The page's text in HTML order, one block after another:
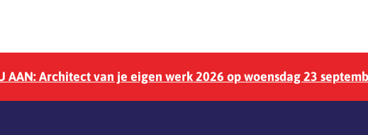
AAN: Architect van je eigen werk 2026 op woensdag 23